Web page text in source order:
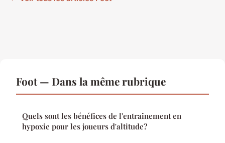
Foot — Dans la même rubrique
Quels sont les bénéfices de l'entrainement en
hypoxie pour les joueurs d'altitude?